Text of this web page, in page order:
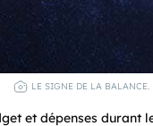
LE SIGNE DE LA BALANCE.
et dépenses durant